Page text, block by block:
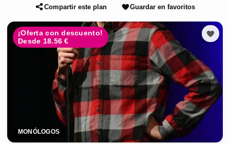
Compartir este plan Guardar en favoritos
¡Oferta con descuento!
Desde 18.56 €
MONÓLOGOS